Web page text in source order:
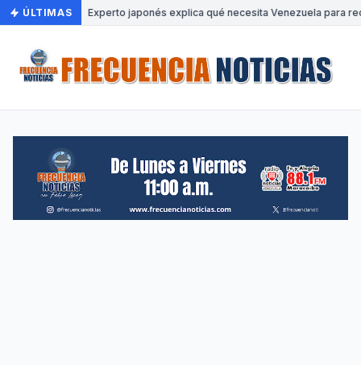
ÚLTIMAS Experto japonés explica qué necesita Venezuela para